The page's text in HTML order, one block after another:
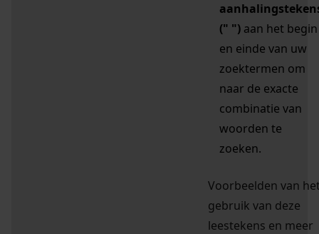
(" ") aan het begin
en einde van uw
zoektermen om
naar de exacte
combinatie van
woorden te
zoeken.
Voorbeelden van
gebruik van deze
leestekens en meer